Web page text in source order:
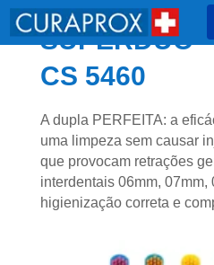
SUPERDUO
CS 5460
A dupla PERFEITA: a
uma limpeza sem causar
que provocam retrações
interdentais 06mm, 07mm,
higienização correta e